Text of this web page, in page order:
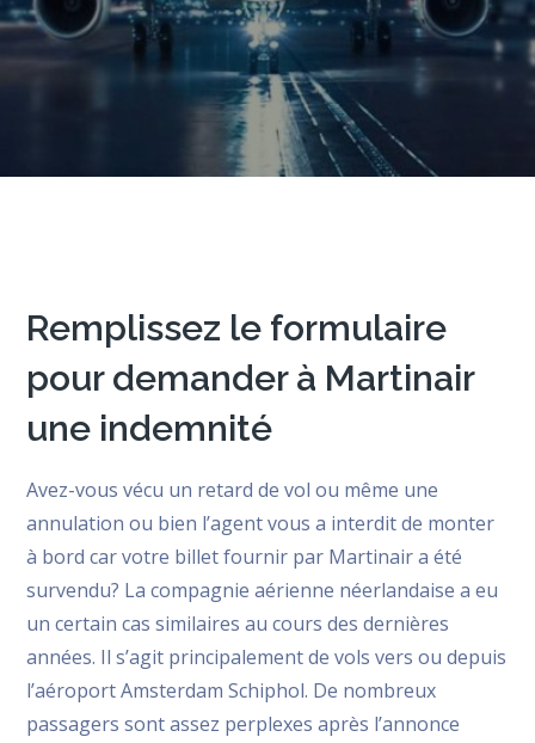
Remplissez le formulaire
pour demander à Martinair
une indemnité
Avez-vous vécu un retard de vol ou même une
annulation ou bien l’agent vous a interdit de monter
à bord car votre billet fournir par Martinair a été
survendu? La compagnie aérienne néerlandaise a eu
un certain cas similaires au cours des dernières
années. Il s’agit principalement de vols vers ou depuis
l’aéroport Amsterdam Schiphol. De nombreux
passagers sont assez perplexes après l’annonce